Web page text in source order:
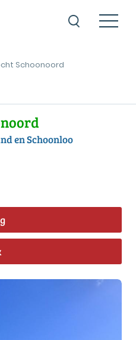
Schoonoord
en Schoonloo